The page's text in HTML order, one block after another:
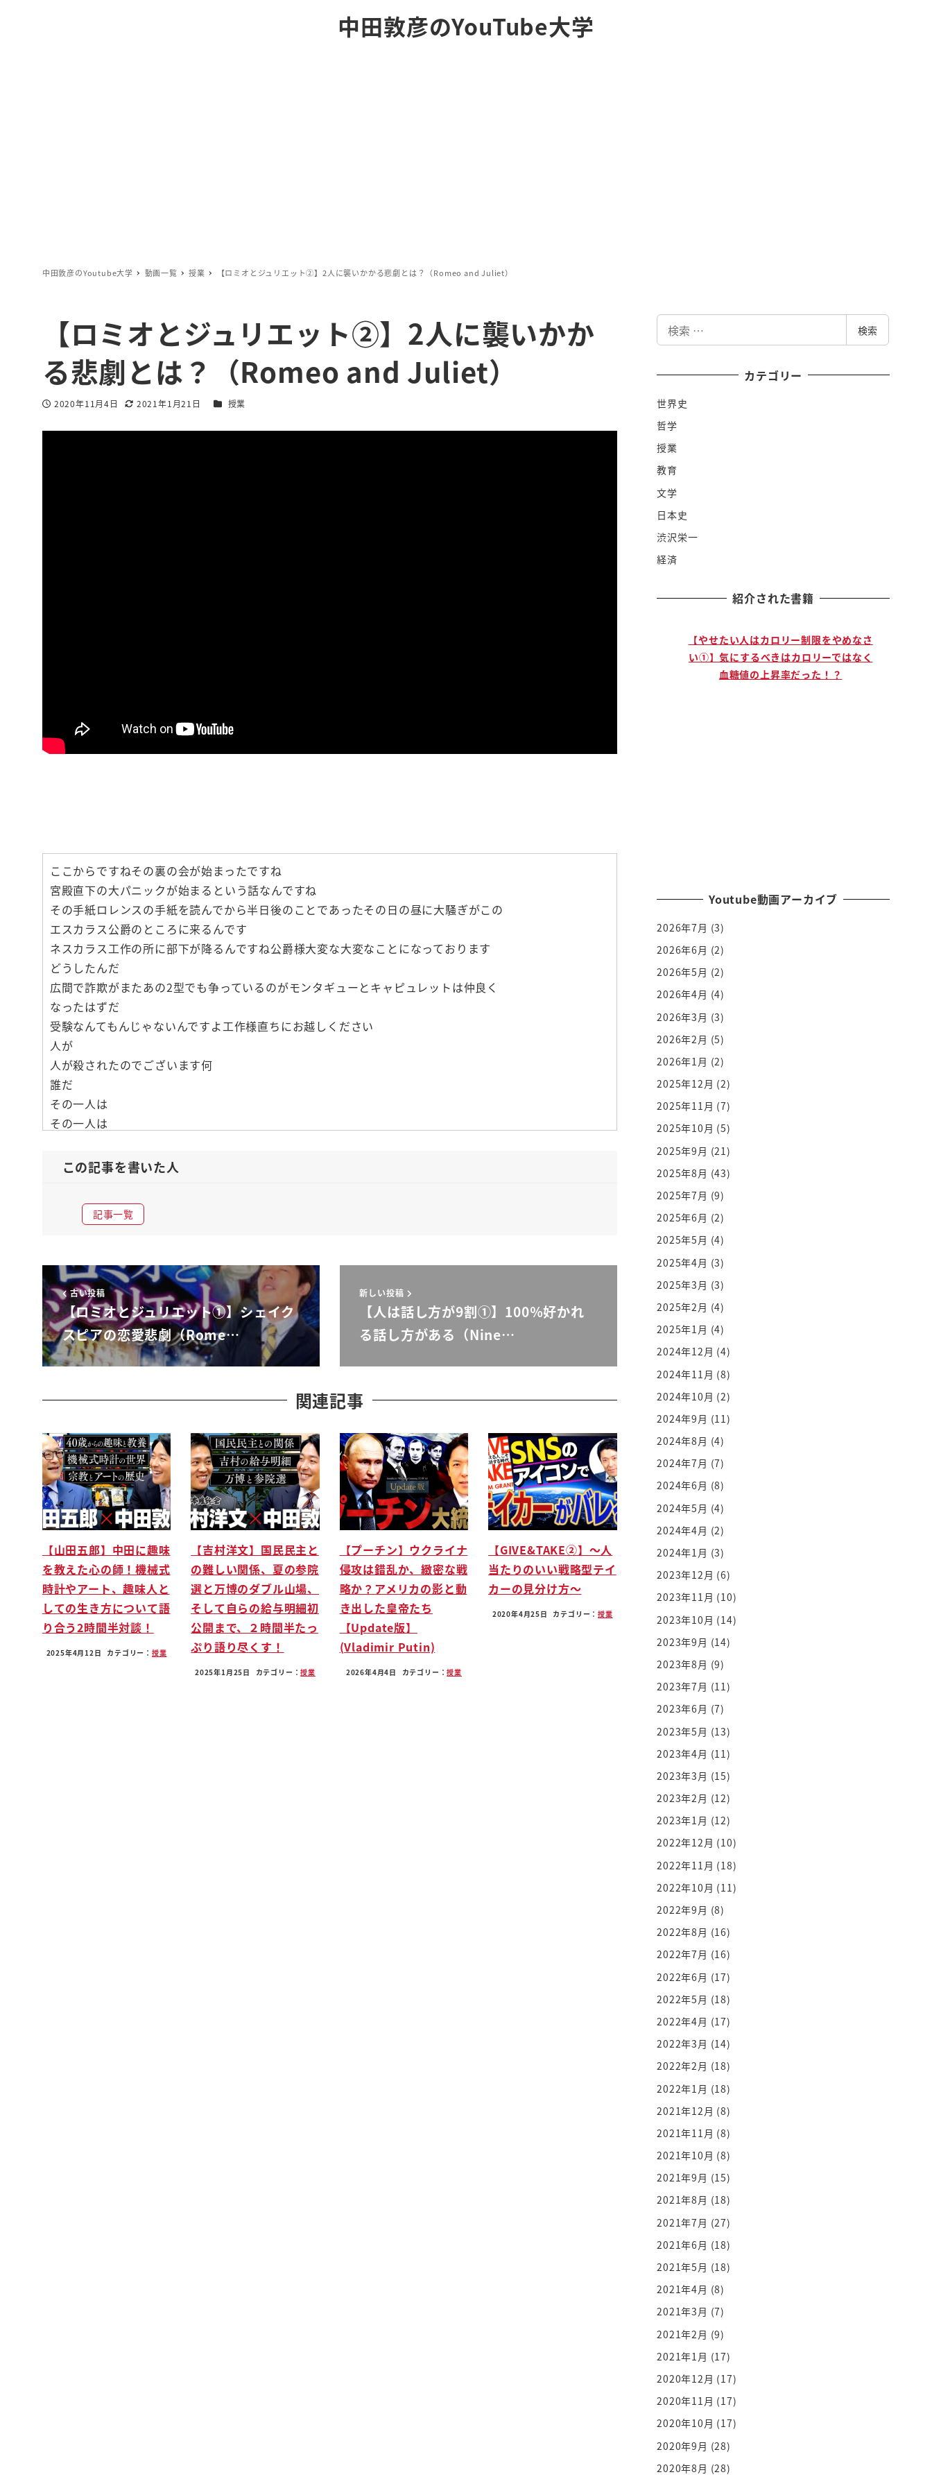
中田敦彦のYouTube大学
中田敦彦のYoutube大学 動画一覧 授業 【ロミオとジュリエット②】2人に襲いかかる悲劇とは？（Romeo and Juliet）
【ロミオとジュリエット②】2人に襲いかか
る悲劇とは？（Romeo and Juliet）
投稿日
2020年11月4日
更新日
2021年1月21日
著
カテゴリー
授業
ここからですねその裏の会が始まったですね
宮殿直下の大パニックが始まるという話なんですね
その手紙ロレンスの手紙を読んでから半日後のことであったその日の昼に大騒ぎがこの
エスカラス公爵のところに来るんです
ネスカラス工作の所に部下が降るんですね公爵様大変な大変なことになっております
どうしたんだ
広間で詐欺がまたあの2型でも争っているのがモンタギューとキャピュレットは仲良く
なったはずだ
受験なんてもんじゃないんですよ工作様直ちにお越しください
人が
人が殺されたのでございます何
誰だ
その一人は
その一人は
キャップけれどけどティーボールとでございますあのアーバー連坊ティボルトが殺され
そしてもうひとり殺されていますもう一人嫌な予感が数
ティボルトともう一人誰が死んだんだ非常に申し上げていくのですがなぜも押し上げ
私はその場から崩れ落ちそうになった
正直私の家で言うところのパリスパリスの方が名水は高いしかし私が心から可愛いがっ
ていたのマーキューシオの方なのだ
まあ牛脂をなぜ死ななければならなかった
を今九州がな不審団第や eu な私がこの目で確かめを行くとしよう広場へ行くん
公爵あるとそこにうわーと両県の人たちでおがー騒いでるんですね
どうしてこんなねーねーなんでこうなってるのまあ
て公爵様黄色の工作様が来たぞこうじゃね
私誰か説明をする者はいないのか
そこで新たな弁棒量ですね構想だから弁棒8がここにまいりました
ベンヴォーリオ6時から説明させていただきたくそう言うとですねキャピュレット家の
二次元ですね会いな問題受けの本だ急遽奴が本当の
という理由なよ落ち着けキャピュレット夫人を落ち着きなさい
ベンヴォーリオは嘘を並べ立てるような男ではない弁棒いいよ
分かっていることを言ってくれ言うんですね
死体がいるんですねマキューシオとティボルトの主体があるんですね
これがどうなったのか説明させていただきます
a
ティボルトとマーキューシオが死んだベンヴォーリオが説明させていただきます
あれは大変なことでした私がですね
この記事を書いた人
記事一覧
古い投稿
【ロミオとジュリエット①】シェイク
スピアの恋愛悲劇（Rome…
新しい投稿
【人は話し方が9割①】100％好かれ
る話し方がある（Nine…
関連記事
【山田五郎】中田に趣味
を教えた心の師！機械式
時計やアート、趣味人と
しての生き方について語
り合う2時間半対談！
2025年4月12日 カテゴリー： 授業
【吉村洋文】国民民主と
の難しい関係、夏の参院
選と万博のダブル山場、
そして自らの給与明細初
公開まで、２時間半たっ
ぷり語り尽くす！
2025年1月25日 カテゴリー：授業
【プーチン】ウクライナ
侵攻は錯乱か、緻密な戦
略か？アメリカの影と動
き出した皇帝たち
【Update版】
(Vladimir Putin)
2026年4月4日 カテゴリー：授業
【GIVE&TAKE②】〜人
当たりのいい戦略型テイ
カーの見分け方〜
2020年4月25日 カテゴリー：授業
索
検索
カテゴリー
世界史
哲学
授業
教育
文学
日本史
渋沢栄一
経済
紹介された書籍
【やせたい人はカロリー制限をやめなさ
い①】気にするべきはカロリーではなく
血糖値の上昇率だった！？
Youtube動画アーカイブ
2026年7月 (3)
2026年6月 (2)
2026年5月 (2)
2026年4月 (4)
2026年3月 (3)
2026年2月 (5)
2026年1月 (2)
2025年12月 (2)
2025年11月 (7)
2025年10月 (5)
2025年9月 (21)
2025年8月 (43)
2025年7月 (9)
2025年6月 (2)
2025年5月 (4)
2025年4月 (3)
2025年3月 (3)
2025年2月 (4)
2025年1月 (4)
2024年12月 (4)
2024年11月 (8)
2024年10月 (2)
2024年9月 (11)
2024年8月 (4)
2024年7月 (7)
2024年6月 (8)
2024年5月 (4)
2024年4月 (2)
2024年1月 (3)
2023年12月 (6)
2023年11月 (10)
2023年10月 (14)
2023年9月 (14)
2023年8月 (9)
2023年7月 (11)
2023年6月 (7)
2023年5月 (13)
2023年4月 (11)
2023年3月 (15)
2023年2月 (12)
2023年1月 (12)
2022年12月 (10)
2022年11月 (18)
2022年10月 (11)
2022年9月 (8)
2022年8月 (16)
2022年7月 (16)
2022年6月 (17)
2022年5月 (18)
2022年4月 (17)
2022年3月 (14)
2022年2月 (18)
2022年1月 (18)
2021年12月 (8)
2021年11月 (8)
2021年10月 (8)
2021年9月 (15)
2021年8月 (18)
2021年7月 (27)
2021年6月 (18)
2021年5月 (18)
2021年4月 (8)
2021年3月 (7)
2021年2月 (9)
2021年1月 (17)
2020年12月 (17)
2020年11月 (17)
2020年10月 (17)
2020年9月 (28)
2020年8月 (28)